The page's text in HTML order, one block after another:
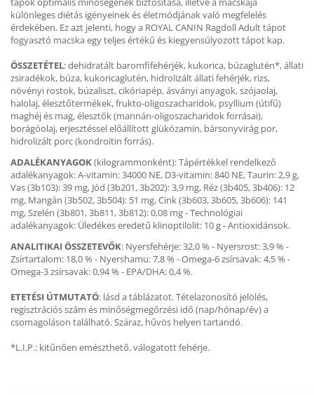
különleges diétás igényeinek és életmódjának való megfelelés
érdekében. Ez azt jelenti, hogy a ROYAL CANIN Ragdoll Adult tápot
fogyasztó macska egy teljes értékű és kiegyensúlyozott tápot kap.
ÖSSZETÉTEL: dehidratált baromfifehérjék, kukorica, búzaglutén*, állati
zsiradékok, búza, kukoricaglutén, hidrolizált állati fehérjék, rizs,
növényi rostok, búzaliszt, cikóriapép, ásványi anyagok, szójaolaj,
halolaj, élesztőtermékek, frukto-oligoszacharidok, psyllium (útifű)
maghéj és mag, élesztők (mannán-oligoszacharidok forrásai),
borágóolaj, erjesztéssel előállított glükózamin, bársonyvirág por,
hidrolizált porc (kondroitin forrás).
ADALÉKANYAGOK(kilogrammonként): Tápértékkel rendelkező
adalékanyagok: A-vitamin: 34000 NE, D3-vitamin: 840 NE, Taurin: 2,9 g,
Vas (3b103): 39 mg, Jód (3b201, 3b202): 3,9 mg, Réz (3b405, 3b406): 12
mg, Mangán (3b502, 3b504): 51 mg, Cink (3b603, 3b605, 3b606): 141
mg, Szelén (3b801, 3b811, 3b812): 0,08 mg - Technológiai
adalékanyagok: Üledékes eredetű klinoptilolit: 10 g - Antioxidánsok.
ANALITIKAI ÖSSZETEVŐK: Nyersfehérje: 32,0 % - Nyersrost: 3,9 % -
Zsírtartalom: 18,0 % - Nyershamu: 7,8 % - Omega-6 zsírsavak: 4,5 % -
Omega-3 zsírsavak: 0,94 % - EPA/DHA: 0,4 %.
ETETÉSI ÚTMUTATÓ: lásd a táblázatot. Tételazonosító jelölés,
regisztrációs szám és minőségmegőrzési idő (nap/hónap/év) a
csomagoláson található. Száraz, hűvös helyen tartandó.
*L.I.P.: kitűnően emészthető, válogatott fehérje.